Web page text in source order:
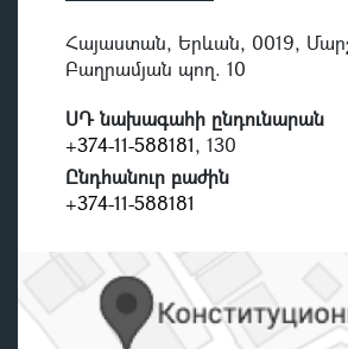
Հայաստան, Երևան, 0019,
Բաղրամյան պող. 10
ՍԴ նախագահի ընդունարան
+374-11-588181, 130
Ընդհանուր բաժին
+374-11-588181